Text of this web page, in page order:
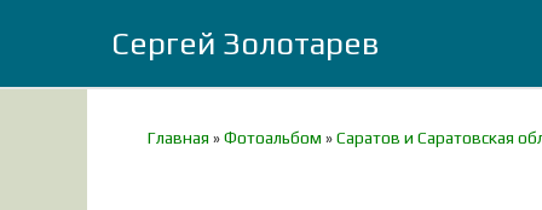
Сергей Золотарев
Главная »Фотоальбом »Саратов и Саратовская